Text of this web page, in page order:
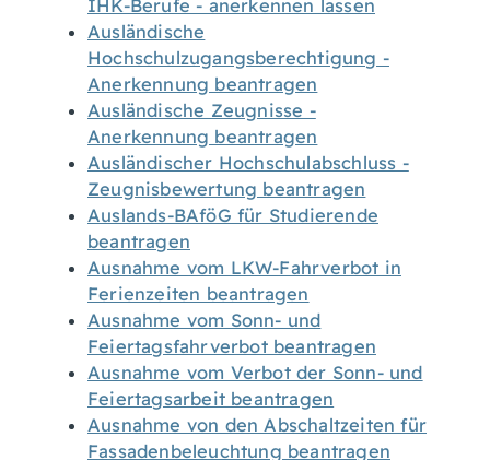
IHK-Berufe - anerkennen lassen
Ausländische
Hochschulzugangsberechtigung -
Anerkennung beantragen
Ausländische Zeugnisse -
Anerkennung beantragen
Ausländischer Hochschulabschluss -
Zeugnisbewertung beantragen
Auslands-BAföG für Studierende
beantragen
Ausnahme vom LKW-Fahrverbot in
Ferienzeiten beantragen
Ausnahme vom Sonn- und
Feiertagsfahrverbot beantragen
Ausnahme vom Verbot der Sonn- und
Feiertagsarbeit beantragen
Ausnahme von den Abschaltzeiten für
Fassadenbeleuchtung beantragen